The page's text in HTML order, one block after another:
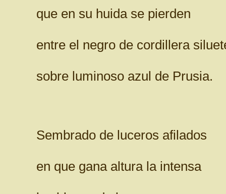
que en su huida se pierden
entre el negro de cordillera
sobre luminoso azul de Prusia.
Sembrado de luceros afilados
en que gana altura la intensa